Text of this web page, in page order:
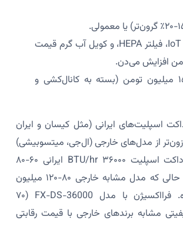
ویژگی‌ها: سیستم IoT، فیلتر HEPA، و کویل آب گرم قیمت
هزینه نصب: ۵-۱۵ میلیون تومن (بسته به کانال‌کشی و
اسپلیت‌های ایرانی (مثل کیسان و ایران
۲۰-۴۰٪ ارزون‌تر از مدل‌های خارجی (ال‌جی، میتسوبیشی)
هستن. مثلاً یه داکت اسپلیت ۳۶۰۰۰ BTU/hr ایرانی ۶۰-۸۰
میلیون تومنه، در حالی که مدل مشابه خارجی ۸۰-۱۲۰ میلیون
تومن قیمت داره. فرااکسیژن با مدل FX-DS-36000 (۷۰
مشابه برندهای خارجی با قیمت رقابتی